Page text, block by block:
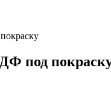
под